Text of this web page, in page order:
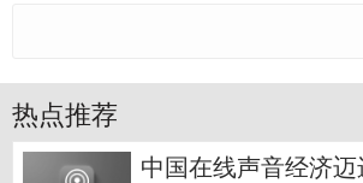
热点推荐
中国在线声音经济迈